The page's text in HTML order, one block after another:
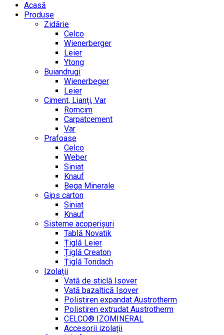
Acasă
Produse
Zidărie
Celco
Wienerberger
Leier
Ytong
Buiandrugi
Wienerbeger
Leier
Ciment, Lianţi, Var
Romcim
Carpatcement
Var
Prafoase
Celco
Weber
Siniat
Knauf
Bega Minerale
Gips carton
Siniat
Knauf
Sisteme acoperișuri
Tablă Novatik
Țiglă Leier
Țiglă Creaton
Ţiglă Tondach
Izolații
Vată de sticlă Isover
Vată bazaltică Isover
Polistiren expandat Austrotherm
Polistiren extrudat Austrotherm
CELCO® IZOMINERAL
Accesorii izolații